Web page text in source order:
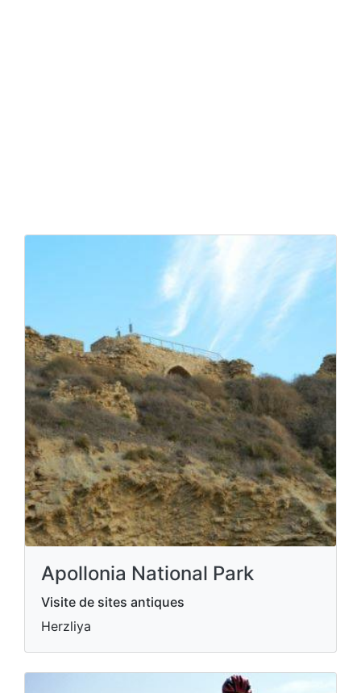
Apollonia National Park
Visite de sites antiques
Herzliya